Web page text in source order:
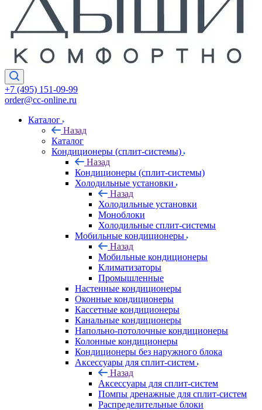
+7 (495) 151-09-99
order@cc-online.ru
Каталог
Назад
Каталог
Кондиционеры (сплит-системы)
Назад
Кондиционеры (сплит-системы)
Холодильные установки
Назад
Холодильные установки
Моноблоки
Холодильные сплит-системы
Мобильные кондиционеры
Назад
Мобильные кондиционеры
Климатизаторы
Промышленные
Настенные кондиционеры
Оконные кондиционеры
Кассетные кондиционеры
Канальные кондиционеры
Напольно-потолочные кондиционеры
Колонные кондиционеры
Кондиционеры без наружного блока
Аксессуары для сплит-систем
Назад
Аксессуары для сплит-систем
Помпы дренажные для сплит-систем
Распределительные блоки